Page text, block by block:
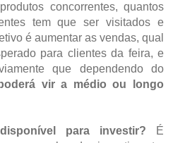
concorrentes, quantos
tem que ser visitados e
é aumentar as vendas, qual
para clientes da feira, e
que dependendo do
vir a médio ou longo
para investir? É